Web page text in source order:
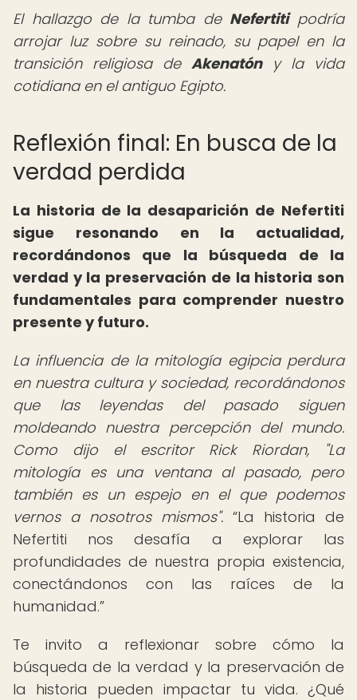
El hallazgo de la tumba de Nefertitipodría
arrojar luz sobre su reinado, su papel en la
transición religiosa de Akenatóny la vida
cotidiana en el antiguo Egipto.
Reflexión final: En busca de la
verdad perdida
La historia de la desaparición de Nefertiti
sigue resonando en la actualidad,
recordándonos que la búsqueda de la
verdad y la preservación de la historia son
fundamentales para comprender nuestro
presente y futuro.
La influencia de la mitología egipcia perdura
en nuestra cultura y sociedad, recordándonos
que las leyendas del pasado siguen
moldeando nuestra percepción del mundo.
Como dijo el escritor Rick Riordan, "La
mitología es una ventana al pasado, pero
también es un espejo en el que podemos
vernos a nosotros mismos".
La historia de
Nefertiti nos desafía a explorar las
profundidades de nuestra propia existencia,
conectándonos con las raíces de la
humanidad.
Te invito a reflexionar sobre cómo la
búsqueda de la verdad y la preservación de
la historia pueden impactar tu vida. ¿Qué